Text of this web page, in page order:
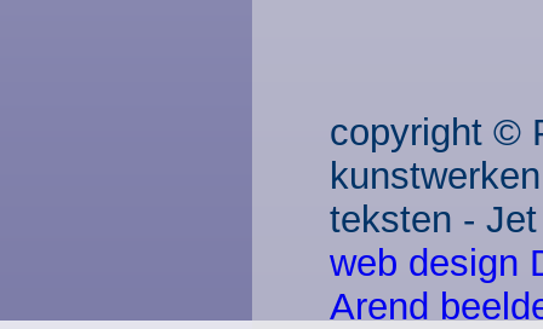
copyright ©
teksten -
web design
Arend